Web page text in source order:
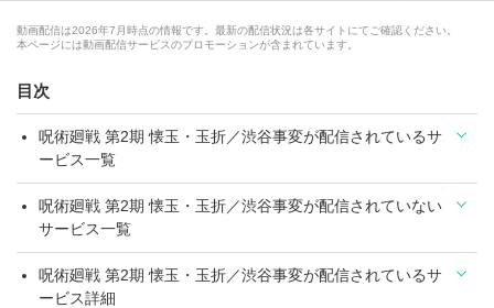
動画配信は2026年7月時点の情報です。最新の配信状況は各サイトにてご確認ください。
本ページには動画配信サービスのプロモーションが含まれています。
目次
呪術廻戦 第2期 懐玉・玉折／渋谷事変が配信されているサ
ービス一覧
呪術廻戦 第2期 懐玉・玉折／渋谷事変が配信されていない
サービス一覧
呪術廻戦 第2期 懐玉・玉折／渋谷事変が配信されているサ
ービス詳細